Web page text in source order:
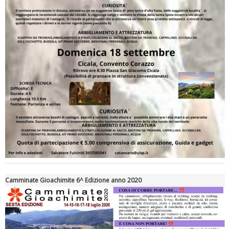
Tiziano Pesce a Radio InBlu2000 traccia il bilancio della stagione
Camminate Gioachimite 6^ Edizione anno 2020